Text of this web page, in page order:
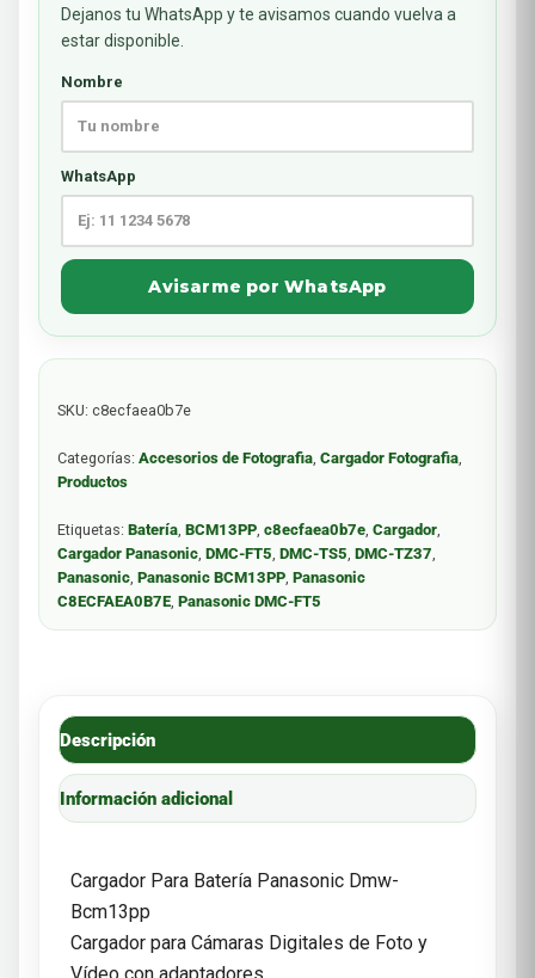
Dejanos tu WhatsApp y te avisamos cuando vuelva a
estar disponible.
Nombre
WhatsApp
Avisarme por WhatsApp
SKU: c8ecfaea0b7e
Categorías: Accesorios de Fotografia, Cargador Fotografia,
Productos
Etiquetas: Batería, BCM13PP, c8ecfaea0b7e, Cargador,
Cargador Panasonic, DMC-FT5, DMC-TS5, DMC-TZ37,
Panasonic, Panasonic BCM13PP, Panasonic
C8ECFAEA0B7E, Panasonic DMC-FT5
Descripción
Información adicional
Cargador Para Batería Panasonic Dmw-
Bcm13pp
Cargador para Cámaras Digitales de Foto y